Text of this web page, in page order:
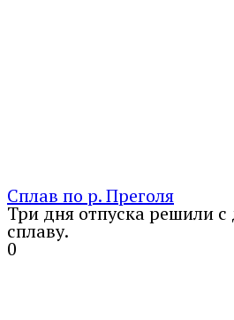
Сплав по р. Преголя
Три дня отпуска решили с
сплаву.
0